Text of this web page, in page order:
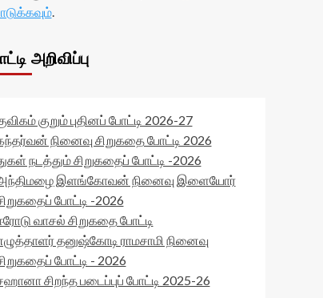
.
அறிவிப்பு
குறும் புதினப் போட்டி 2026-27
நினைவு சிறுகதை போட்டி 2026
நடத்தும் சிறுகதைப் போட்டி -2026
இளங்கோவன் நினைவு இளையோர்
போட்டி -2026
வாசல் சிறுகதை போட்டி
தனுஷ்கோடி ராமசாமி நினைவு
போட்டி - 2026
சிறந்த படைப்புப் போட்டி 2025-26